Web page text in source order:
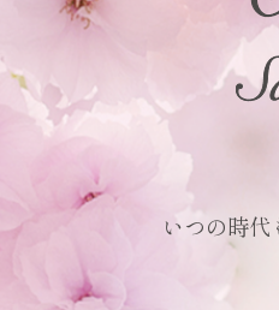
いつの時代